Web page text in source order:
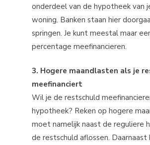
onderdeel van de hypotheek van
woning. Banken staan hier
springen. Je kunt meestal maar
percentage meefinancieren.
3. Hogere maandlasten als je
meefinanciert
Wil je de restschuld
hypotheek? Reken op hogere
moet namelijk naast de reguliere
de restschuld aflossen. Daarnaast